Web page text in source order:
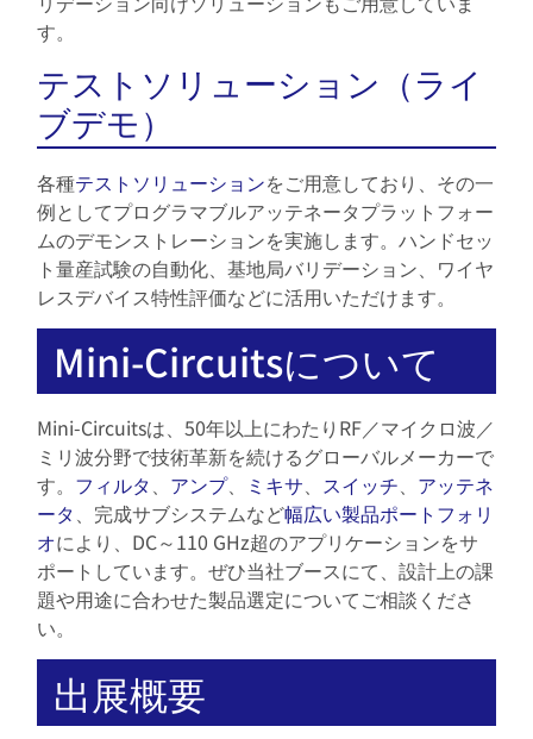
す。
テストソリューション（ライ
ブデモ）
各種テストソリューションをご用意しており、その一
例としてプログラマブルアッテネータプラットフォー
ムのデモンストレーションを実施します。ハンドセッ
ト量産試験の自動化、基地局バリデーション、ワイヤ
レスデバイス特性評価などに活用いただけます。
Mini-Circuitsについて
Mini-Circuitsは、50年以上にわたりRF／マイクロ波／
ミリ波分野で技術革新を続けるグローバルメーカーで
す。 フィルタ、 アンプ、 ミキサ、 スイッチ、 アッテネ
ータ、完成サブシステムなど幅広い製品ポートフォリ
オにより、DC～110 GHz超のアプリケーションをサ
ポートしています。ぜひ当社ブースにて、設計上の課
題や用途に合わせた製品選定についてご相談くださ
い。
出展概要